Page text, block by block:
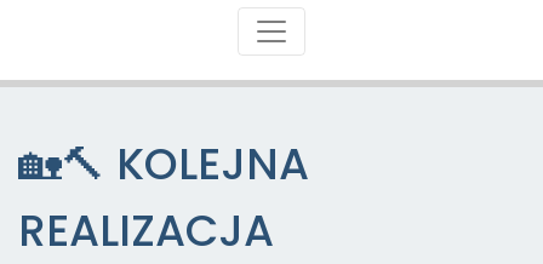
🏡🔨 KOLEJNA
REALIZACJA